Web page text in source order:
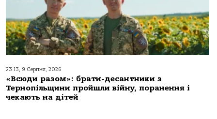
23:13, 9 Серпня, 2026
«Всюди разом»: брати-десантники з
Тернопільщини пройшли війну, поранення і
чекають на дітей